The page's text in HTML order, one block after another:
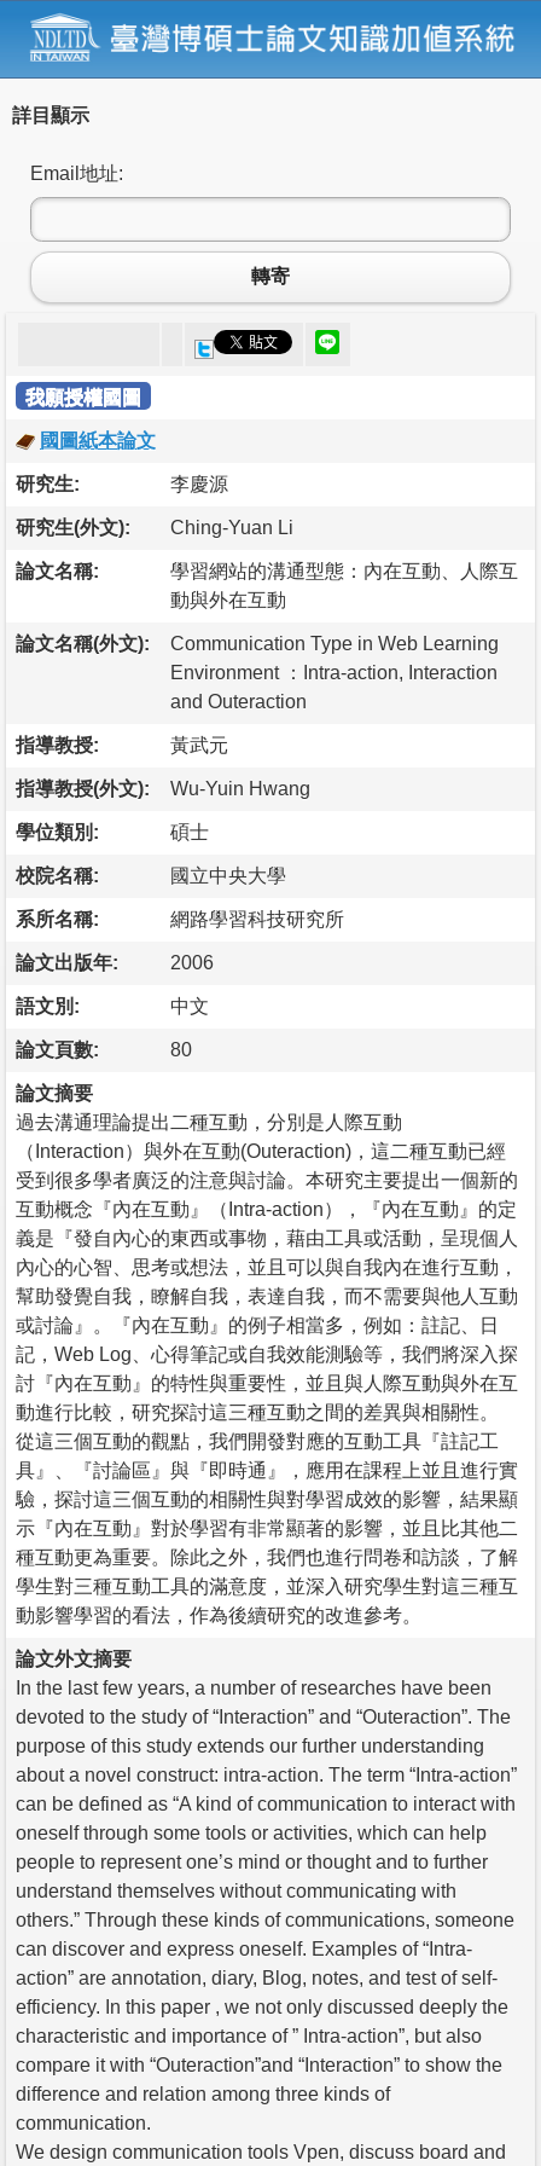
詳目顯示
Email地址:
轉寄
我願授權國圖
國圖紙本論文
研究生: 李慶源
研究生(外文): Ching-Yuan Li
論文名稱:
學習網站的溝通型態：內在互動、人際互
動與外在互動
論文名稱(外文):
Communication Type in Web Learning
Environment ：Intra-action, Interaction
and Outeraction
指導教授: 黃武元
指導教授(外文): Wu-Yuin Hwang
學位類別: 碩士
校院名稱: 國立中央大學
系所名稱: 網路學習科技研究所
論文出版年: 2006
語文別: 中文
論文頁數: 80
論文摘要
過去溝通理論提出二種互動，分別是人際互動
（Interaction）與外在互動(Outeraction)，這二種互動已經
受到很多學者廣泛的注意與討論。本研究主要提出一個新的
互動概念『內在互動』（Intra-action），『內在互動』的定
義是『發自內心的東西或事物，藉由工具或活動，呈現個人
內心的心智、思考或想法，並且可以與自我內在進行互動，
幫助發覺自我，瞭解自我，表達自我，而不需要與他人互動
或討論』。『內在互動』的例子相當多，例如：註記、日
記，Web Log、心得筆記或自我效能測驗等，我們將深入探
討『內在互動』的特性與重要性，並且與人際互動與外在互
動進行比較，研究探討這三種互動之間的差異與相關性。
從這三個互動的觀點，我們開發對應的互動工具『註記工
具』、『討論區』與『即時通』，應用在課程上並且進行實
驗，探討這三個互動的相關性與對學習成效的影響，結果顯
示『內在互動』對於學習有非常顯著的影響，並且比其他二
種互動更為重要。除此之外，我們也進行問卷和訪談，了解
學生對三種互動工具的滿意度，並深入研究學生對這三種互
動影響學習的看法，作為後續研究的改進參考。
論文外文摘要
In the last few years, a number of researches have been
devoted to the study of “Interaction” and “Outeraction”. The
purpose of this study extends our further understanding
about a novel construct: intra-action. The term “Intra-action”
can be defined as “A kind of communication to interact with
oneself through some tools or activities, which can help
people to represent one’s mind or thought and to further
understand themselves without communicating with
others.” Through these kinds of communications, someone
can discover and express oneself. Examples of “Intra-
action” are annotation, diary, Blog, notes, and test of self-
efficiency. In this paper , we not only discussed deeply the
characteristic and importance of ” Intra-action”, but also
compare it with “Outeraction”and “Interaction” to show the
difference and relation among three kinds of
communication.
We design communication tools Vpen, discuss board and